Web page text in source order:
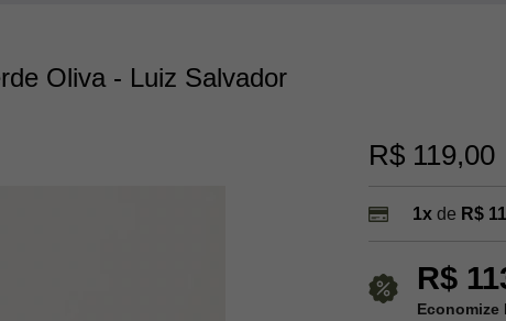
Oliva - Luiz Salvador
R$ 119,00
1x de R$
R$
Economize